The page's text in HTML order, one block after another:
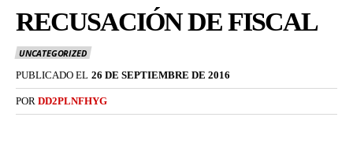
RECUSACIÓN DE FISCAL
UNCATEGORIZED
PUBLICADO EL 26 DE SEPTIEMBRE DE 2016
POR DD2PLNFHYG